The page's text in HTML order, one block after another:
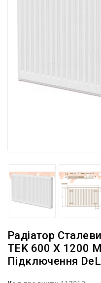
Радіатор
TEK 600 X 1200
Підключення